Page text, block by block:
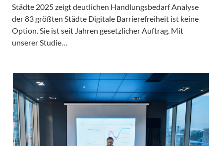
Städte 2025 zeigt deutlichen Handlungsbedarf Analyse
der 83 größten Städte Digitale Barrierefreiheit ist keine
Option. Sie ist seit Jahren gesetzlicher Auftrag. Mit
unserer Studie…